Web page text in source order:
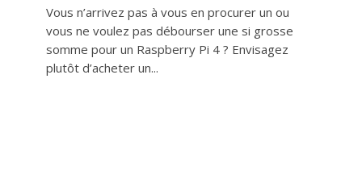
Vous n’arrivez pas à vous en procurer un ou
vous ne voulez pas débourser une si grosse
somme pour un Raspberry Pi 4 ? Envisagez
plutôt d’acheter un...